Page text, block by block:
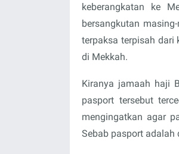
keberangkatan ke
bersangkutan
terpaksa terpisah dari
di Mekkah.
Kiranya jamaah haji
pasport tersebut
mengingatkan agar
Sebab pasport